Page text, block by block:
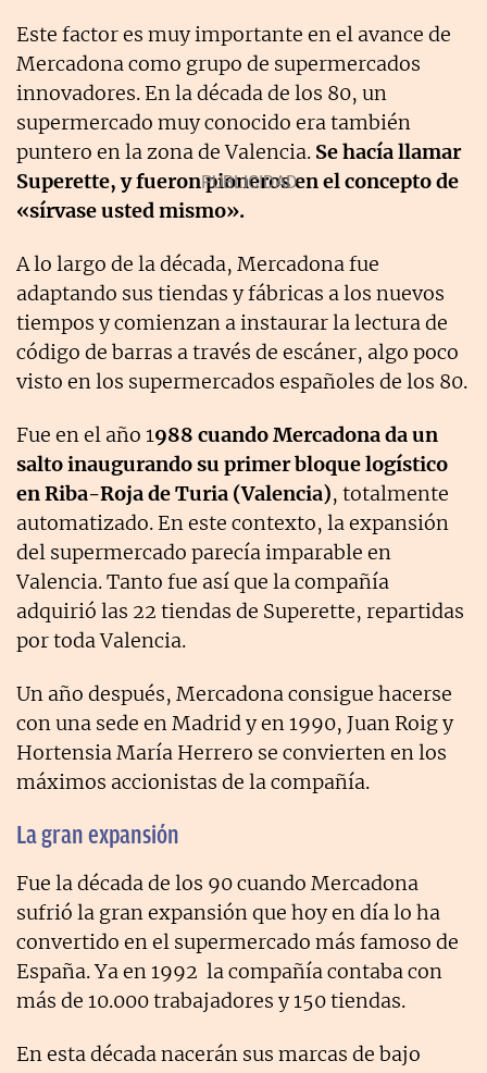
Este factor es muy importante en el avance de
Mercadona como grupo de supermercados
innovadores. En la década de los 80, un
supermercado muy conocido era también
puntero en la zona de Valencia. Se hacía llamar
Superette, y fueron pioneros en el concepto de
«sírvase usted mismo».
A lo largo de la década, Mercadona fue
adaptando sus tiendas y fábricas a los nuevos
tiempos y comienzan a instaurar la lectura de
código de barras a través de escáner, algo poco
visto en los supermercados españoles de los 80.
Fue en el año 1988 cuando Mercadona da un
salto inaugurando su primer bloque logístico
en Riba-Roja de Turia (Valencia), totalmente
automatizado. En este contexto, la expansión
del supermercado parecía imparable en
Valencia. Tanto fue así que la compañía
adquirió las 22 tiendas de Superette, repartidas
por toda Valencia.
Un año después, Mercadona consigue hacerse
con una sede en Madrid y en 1990, Juan Roig y
Hortensia María Herrero se convierten en los
máximos accionistas de la compañía.
La gran expansión
Fue la década de los 90 cuando Mercadona
sufrió la gran expansión que hoy en día lo ha
convertido en el supermercado más famoso de
España. Ya en 1992 la compañía contaba con
más de 10.000 trabajadores y 150 tiendas.
En esta década nacerán sus marcas de bajo